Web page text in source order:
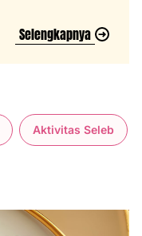
Selengkapnya
Aktivitas Seleb